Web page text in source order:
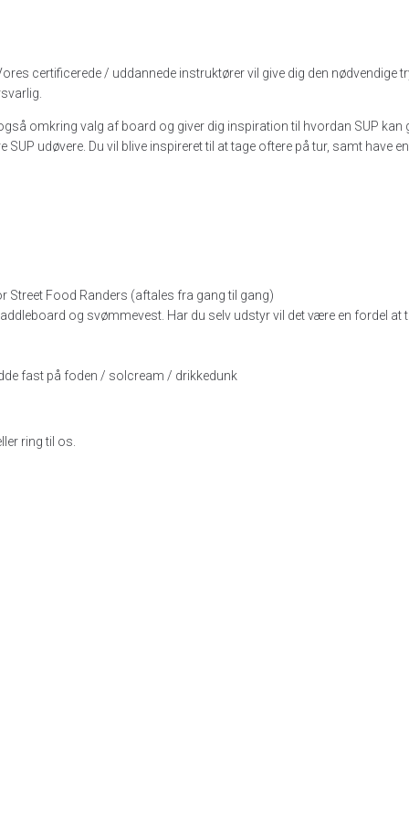
certificerede / uddannede instruktører vil give dig den nødvendige
omkring valg af board og giver dig inspiration til hvordan SUP
udøvere. Du vil blive inspireret til at tage oftere på tur, samt have
Street Food Randers (aftales fra gang til gang)
og svømmevest. Har du selv udstyr vil det være en fordel
fast på foden / solcream / drikkedunk
ring til os.